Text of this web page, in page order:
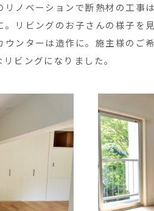
ノベーションで断熱材の工事
リビングのお子さんの様子を
ンターは造作に。施主様のご
ビングになりました。